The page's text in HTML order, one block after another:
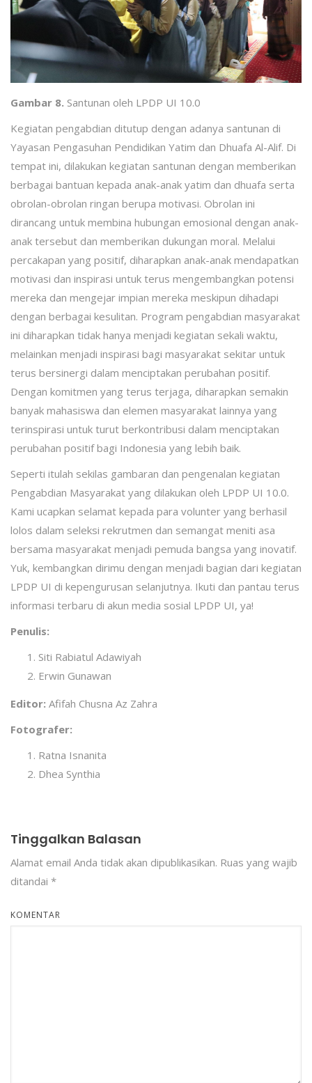
Gambar 8. Santunan oleh LPDP UI 10.0
Kegiatan pengabdian ditutup dengan adanya santunan di
Yayasan Pengasuhan Pendidikan Yatim dan Dhuafa Al-Alif. Di
tempat ini, dilakukan kegiatan santunan dengan memberikan
berbagai bantuan kepada anak-anak yatim dan dhuafa serta
obrolan-obrolan ringan berupa motivasi. Obrolan ini
dirancang untuk membina hubungan emosional dengan anak-
anak tersebut dan memberikan dukungan moral. Melalui
percakapan yang positif, diharapkan anak-anak mendapatkan
motivasi dan inspirasi untuk terus mengembangkan potensi
mereka dan mengejar impian mereka meskipun dihadapi
dengan berbagai kesulitan. Program pengabdian masyarakat
ini diharapkan tidak hanya menjadi kegiatan sekali waktu,
melainkan menjadi inspirasi bagi masyarakat sekitar untuk
terus bersinergi dalam menciptakan perubahan positif.
Dengan komitmen yang terus terjaga, diharapkan semakin
banyak mahasiswa dan elemen masyarakat lainnya yang
terinspirasi untuk turut berkontribusi dalam menciptakan
perubahan positif bagi Indonesia yang lebih baik.
Seperti itulah sekilas gambaran dan pengenalan kegiatan
Pengabdian Masyarakat yang dilakukan oleh LPDP UI 10.0.
Kami ucapkan selamat kepada para volunter yang berhasil
lolos dalam seleksi rekrutmen dan semangat meniti asa
bersama masyarakat menjadi pemuda bangsa yang inovatif.
Yuk, kembangkan dirimu dengan menjadi bagian dari kegiatan
LPDP UI di kepengurusan selanjutnya. Ikuti dan pantau terus
informasi terbaru di akun media sosial LPDP UI, ya!
Penulis:
Siti Rabiatul Adawiyah
Erwin Gunawan
Editor: Afifah Chusna Az Zahra
Fotografer:
Ratna Isnanita
Dhea Synthia
Tinggalkan Balasan
Alamat email Anda tidak akan dipublikasikan. Ruas yang wajib
ditandai *
KOMENTAR